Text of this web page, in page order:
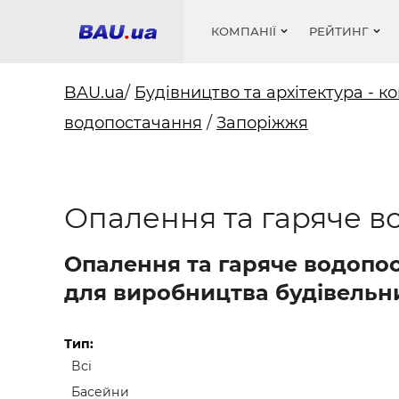
КОМПАНІЇ
Фарби,
РЕЙТИНГ
Фарби,
BAU.ua/ Будівництво та архітектура -
водопостачання / Запоріжжя
Опалення та гаряче
Опалення та гаряче
для виробництва
Тип:
Всі
Басейни